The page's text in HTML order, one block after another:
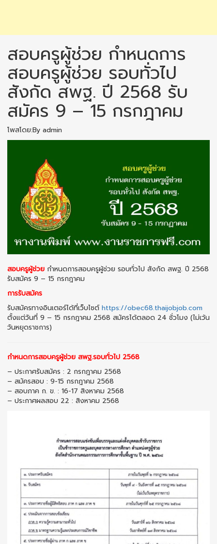
สอบครูผู้ช่วย กำหนดการ
สอบครูผู้ช่วย รอบทั่วไป
สังกัด สพฐ. ปี 2568 รับ
สมัคร 9 – 15 กรกฎาคม
โพสโดย:By admin
สอบครูผู้ช่วย กำหนดการสอบครูผู้ช่วย รอบทั่วไป สังกัด สพฐ. ปี 2568
รับสมัคร 9 – 15 กรกฎาคม
การรับสมัคร
รับสมัครทางอินเตอร์ได้ที่เว็บไซต์https://obec68.thaijobjob.com
ตั้งแต่วันที่ 9 – 15 กรกฎาคม 2568 สมัครได้ตลอด 24 ชั่วโมง (ไม่เว้น
วันหยุดราชการ)
กำหนดการสอบครูผู้ช่วย สพฐ.รอบทั่วไป 2568
– ประกาศรับสมัคร : 2 กรกฎาคม 2568
– สมัครสอบ : 9-15 กรกฎาคม 2568
– สอบภาค ก. ข. : 16-17 สิงหาคม 2568
– ประกาศผลสอบ 22 : สิงหาคม 2568